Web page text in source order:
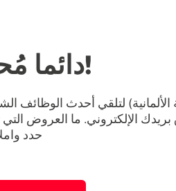
دائما محدث!
الألمانية) لتلقي أحدث الوظائف
الإلكتروني. ما العروض التي